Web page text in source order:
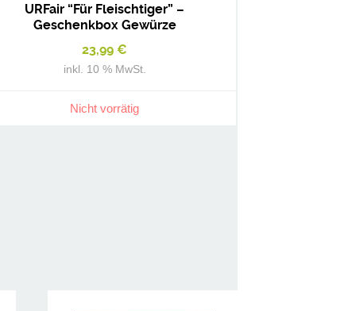
URFair “Für Fleischtiger” –
Geschenkbox Gewürze
23,99€
inkl. 10 % MwSt.
Nicht vorrätig